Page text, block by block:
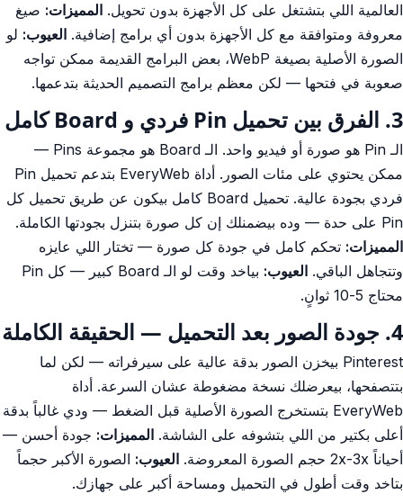
العالمية اللي بتشتغل على كل الأجهزة بدون تحويل. المميزات: صيغ
معروفة ومتوافقة مع كل الأجهزة بدون أي برامج إضافية. العيوب: لو
الصورة الأصلية بصيغة WebP، بعض البرامج القديمة ممكن تواجه
صعوبة في فتحها — لكن معظم برامج التصميم الحديثة بتدعمها.
3. الفرق بين تحميل Pin فردي و Board كامل
الـ Pin هو صورة أو فيديو واحد. الـ Board هو مجموعة Pins —
ممكن يحتوي على مئات الصور. أداة EveryWeb بتدعم تحميل Pin
فردي بجودة عالية. تحميل Board كامل بيكون عن طريق تحميل كل
Pin على حدة — وده بيضمنلك إن كل صورة بتنزل بجودتها الكاملة.
المميزات: تحكم كامل في جودة كل صورة — تختار اللي عايزه
وتتجاهل الباقي. العيوب:
بياخد وقت لو الـ Board كبير — كل Pin
محتاج 5-10 ثوانٍ.
4. جودة الصور بعد التحميل — الحقيقة الكاملة
Pinterest بيخزن الصور بدقة عالية على سيرفراته — لكن لما
بتتصفحها، بيعرضلك نسخة مضغوطة عشان السرعة. أداة
EveryWeb بتستخرج الصورة الأصلية قبل الضغط — ودي غالباً بدقة
أعلى بكتير من اللي بتشوفه على الشاشة. المميزات: جودة أحسن —
أحياناً 2x-3x حجم الصورة المعروضة.
العيوب: الصورة الأكبر حجماً
بتاخد وقت أطول في التحميل ومساحة أكبر على جهازك.